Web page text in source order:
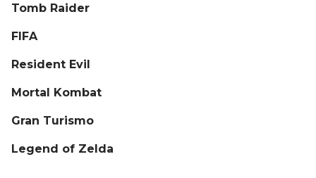
Tomb Raider
FIFA
Resident Evil
Mortal Kombat
Gran Turismo
Legend of Zelda